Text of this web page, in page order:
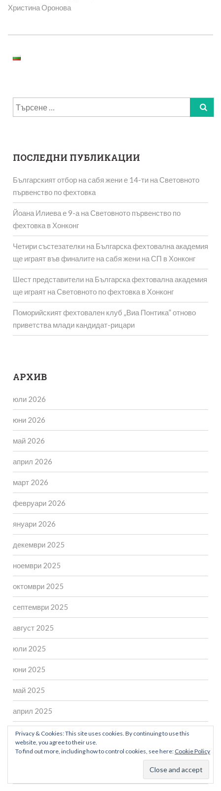
Христина Оронова
Търсене
за:
ПОСЛЕДНИ ПУБЛИКАЦИИ
Българският отбор на сабя жени е 14-ти на Световното
първенство по фехтовка
Йоана Илиева е 9-а на Световното първенство по
фехтовка в Хонконг
Четири състезателки на Българска фехтовална академия
ще играят във финалите на сабя жени на СП в Хонконг
Шест представители на Българска фехтовална академия
ще играят на Световното по фехтовка в Хонконг
Поморийският фехтовален клуб „Виа Понтика” отново
приветства млади кандидат-рицари
АРХИВ
юли 2026
юни 2026
май 2026
април 2026
март 2026
февруари 2026
януари 2026
декември 2025
ноември 2025
октомври 2025
септември 2025
август 2025
юли 2025
юни 2025
май 2025
април 2025
март 2025
февруари 2025
Privacy & Cookies: This site uses cookies. By continuing to use this
website, you agree to their use.
To find out more, including how to control cookies, see here: Cookie Policy